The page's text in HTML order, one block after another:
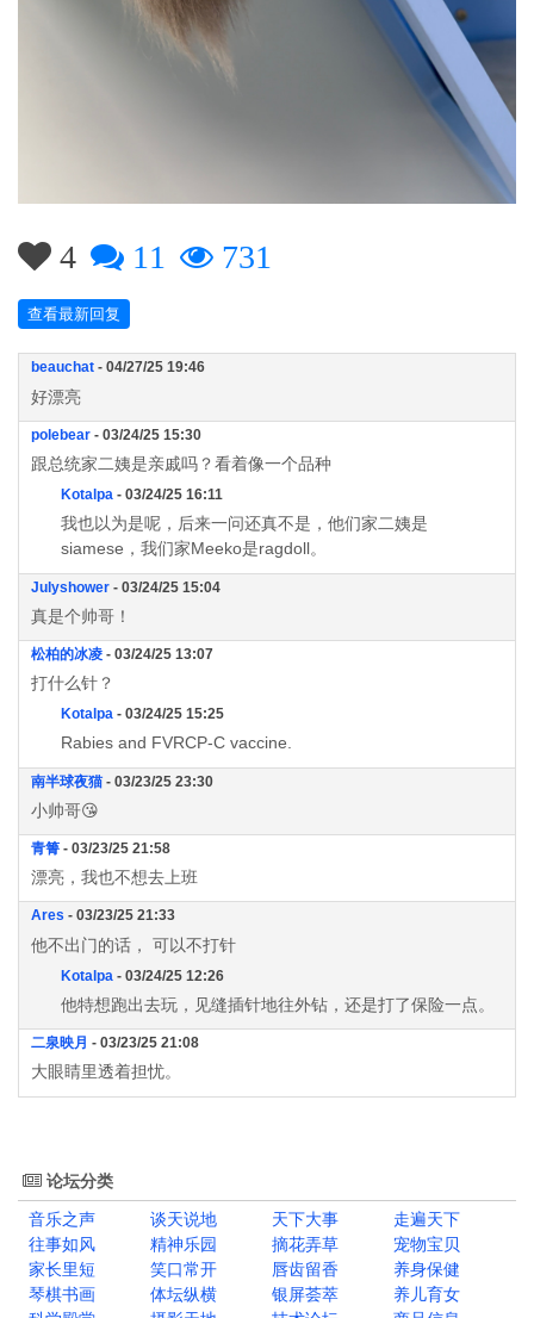
4 11 731
查看最新回复
beauchat - 04/27/25 19:46
好漂亮
polebear - 03/24/25 15:30
跟总统家二姨是亲戚吗？看着像一个品种
Kotalpa - 03/24/25 16:11
我也以为是呢，后来一问还真不是，他们家二姨是
siamese，我们家Meeko是ragdoll。
Julyshower - 03/24/25 15:04
真是个帅哥！
松柏的冰凌 - 03/24/25 13:07
打什么针？
Kotalpa - 03/24/25 15:25
Rabies and FVRCP-C vaccine.
南半球夜猫 - 03/23/25 23:30
小帅哥😘
青箐 - 03/23/25 21:58
漂亮，我也不想去上班
Ares - 03/23/25 21:33
他不出门的话， 可以不打针
Kotalpa - 03/24/25 12:26
他特想跑出去玩，见缝插针地往外钻，还是打了保险一点。
二泉映月 - 03/23/25 21:08
大眼睛里透着担忧。
论坛分类
音乐之声
谈天说地 天下大事
走遍天下
往事如风
精神乐园 摘花弄草
宠物宝贝
家长里短
笑口常开 唇齿留香
养身保健
琴棋书画
体坛纵横 银屏荟萃
养儿育女